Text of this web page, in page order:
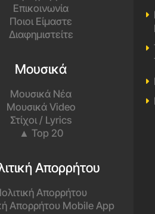
Επικοινωνία
Ποιοι Είμαστε
Διαφημιστείτε
Μουσικά
Μουσικά Νέα
Μουσικά Video
Στίχοι / Lyrics
▲ Top 20
Απορρήτου
Απορρήτου
Απορρήτου Mobile App